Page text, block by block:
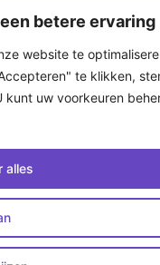
betere ervaring
website te
te klikken,
kunt uw voorkeuren
alles